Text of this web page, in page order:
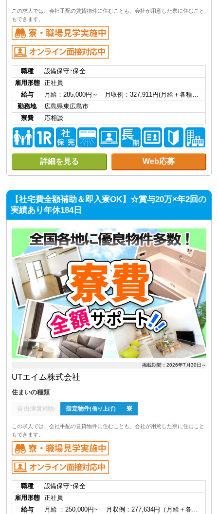
この求人では、会社手配の賃貸物件に住むことも、会社が用意した寮に住むこと
もできます。
職種
設備保守･保全
雇用形態
正社員
給与
月給：285,000円～ 月収例：327,911円(月給＋各種…
勤務地
広島県東広島市
寮費
応相談
詳細を見る Web応募
【社宅費全額補助＆即入寮OK】☆賞与20万×年2回の
実績あり年休184日
掲載期間：2026年7月30日～
UTエイム株式会社
住まいの種類
自由(家賃補助) 指定物件(借り上げ) 寮
この求人では、会社手配の賃貸物件に住むことも、会社が用意した寮に住むこと
もできます。
職種
設備保守･保全
雇用形態
正社員
給与
月給 ：250,000円~ 月収例：277,634円（月給＋各…